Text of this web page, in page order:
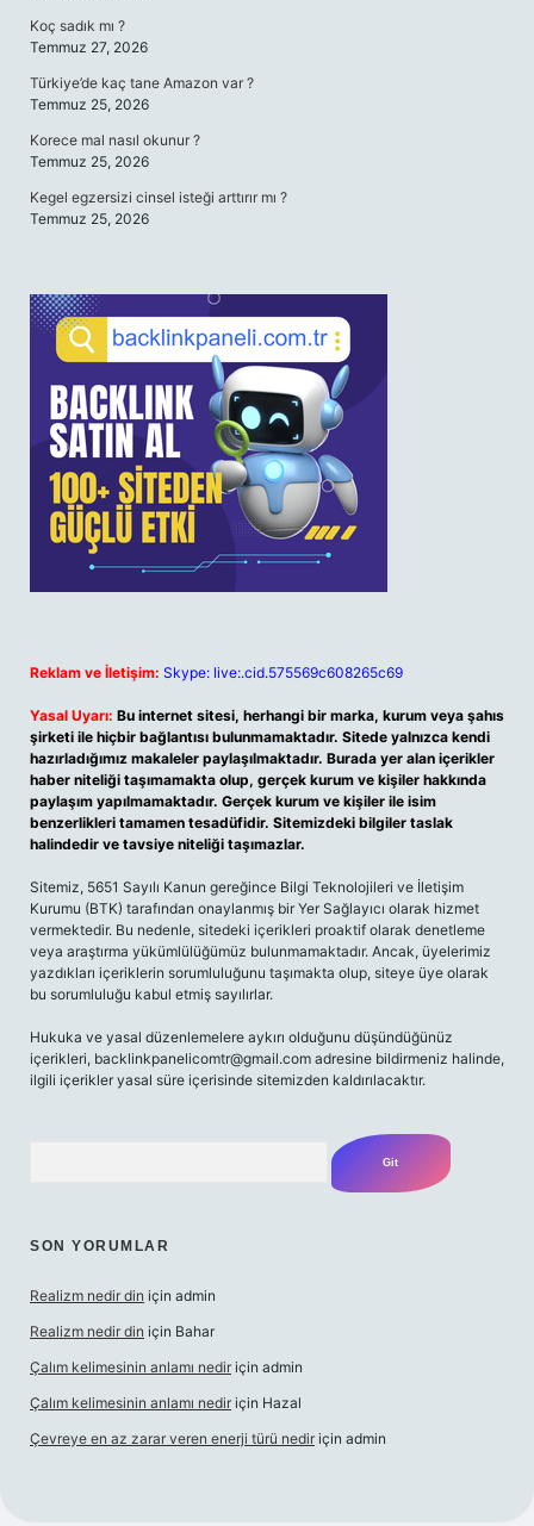
Koç sadık mı ?
Temmuz 27, 2026
Türkiye’de kaç tane Amazon var ?
Temmuz 25, 2026
Korece mal nasıl okunur ?
Temmuz 25, 2026
Kegel egzersizi cinsel isteği arttırır mı ?
Temmuz 25, 2026
Reklam ve İletişim: Skype: live:.cid.575569c608265c69
Yasal Uyarı: Bu internet sitesi, herhangi bir marka, kurum veya şahıs
şirketi ile hiçbir bağlantısı bulunmamaktadır. Sitede yalnızca kendi
hazırladığımız makaleler paylaşılmaktadır. Burada yer alan içerikler
haber niteliği taşımamakta olup, gerçek kurum ve kişiler hakkında
paylaşım yapılmamaktadır. Gerçek kurum ve kişiler ile isim
benzerlikleri tamamen tesadüfidir. Sitemizdeki bilgiler taslak
halindedir ve tavsiye niteliği taşımazlar.
Sitemiz, 5651 Sayılı Kanun gereğince Bilgi Teknolojileri ve İletişim
Kurumu (BTK) tarafından onaylanmış bir Yer Sağlayıcı olarak hizmet
vermektedir. Bu nedenle, sitedeki içerikleri proaktif olarak denetleme
veya araştırma yükümlülüğümüz bulunmamaktadır. Ancak, üyelerimiz
yazdıkları içeriklerin sorumluluğunu taşımakta olup, siteye üye olarak
bu sorumluluğu kabul etmiş sayılırlar.
Hukuka ve yasal düzenlemelere aykırı olduğunu düşündüğünüz
içerikleri, backlinkpanelicomtr@gmail.com adresine bildirmeniz halinde,
ilgili içerikler yasal süre içerisinde sitemizden kaldırılacaktır.
SON YORUMLAR
Realizm nedir din için admin
Realizm nedir din için Bahar
Çalım kelimesinin anlamı nedir için admin
Çalım kelimesinin anlamı nedir için Hazal
Çevreye en az zarar veren enerji türü nedir için admin